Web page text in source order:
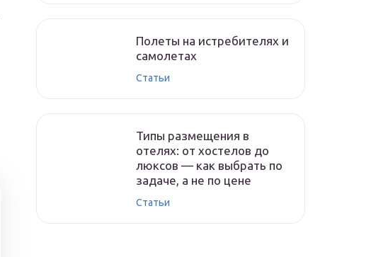
Полеты на истребителях и
самолетах
Статьи
Типы размещения в
отелях: от хостелов до
люксов — как выбрать по
задаче, а не по цене
Статьи